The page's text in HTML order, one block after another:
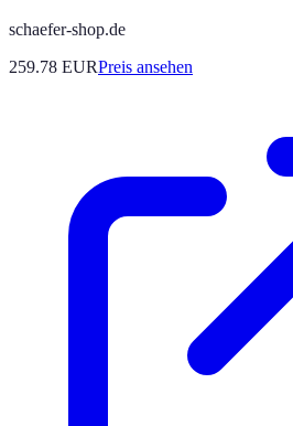
schaefer-shop.de
259.78 EURPreis ansehen